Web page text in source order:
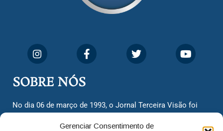
Gerenciar Consentimento de
SOBRE NÓS
No dia 06 de março de 1993, o Jornal Terceira Visão foi
cidadãos valinhenses, já que naquela época só existiam